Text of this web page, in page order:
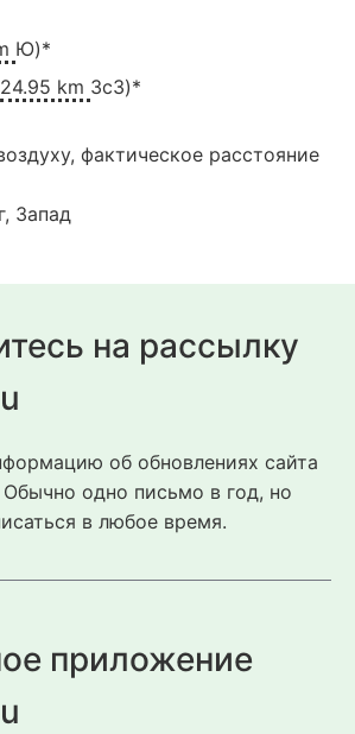
Ю)*
24.95 km ЗсЗ)*
фактическое расстояние
Запад
на рассылку
об обновлениях сайта
одно письмо в год, но
в любое время.
приложение